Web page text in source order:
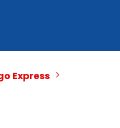
Express